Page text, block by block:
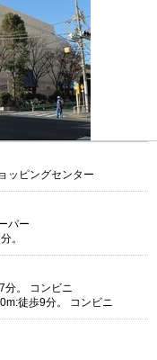
ッピングセンター
パー
。
分。 コンビニ
徒歩9分。 コンビニ